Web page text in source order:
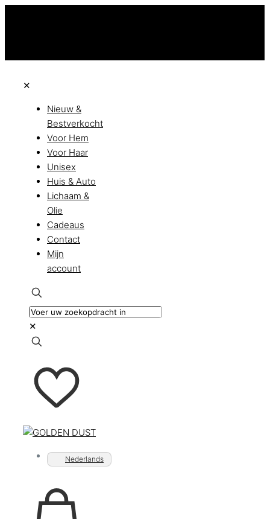
✕
Nieuw &
Bestverkocht
Voor Hem
Voor Haar
Unisex
Huis & Auto
Lichaam &
Olie
Cadeaus
Contact
Mijn
account
✕
Nederlands